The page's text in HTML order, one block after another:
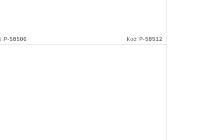
P-58506 Kód: P-58512